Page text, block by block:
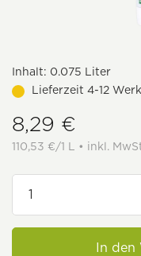
Inhalt: 0.075 Liter
Lieferzeit 4-12
8,29 €
110,53 €/1 L • inkl.
In den